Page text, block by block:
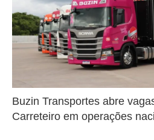
Buzin Transportes abre
Carreteiro em operações